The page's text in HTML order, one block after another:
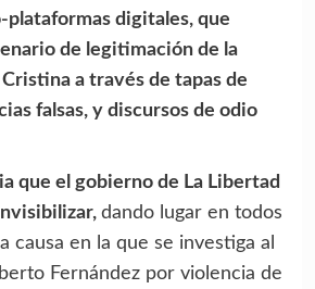
digitales, que
de legitimación de la
a través de tapas de
falsas, y discursos de odio
que el gobierno de La Libertad
dando lugar en todos
causa en la que se investiga al
Fernández por violencia de